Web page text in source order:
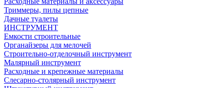
Триммеры, пилы цепные
Дачные туалеты
ИНСТРУМЕНТ
Емкости строительные
Органайзеры для мелочей
Строительно-отделочный инструмент
Малярный инструмент
Расходные и крепежные материалы
Слесарно-столярный инструмент